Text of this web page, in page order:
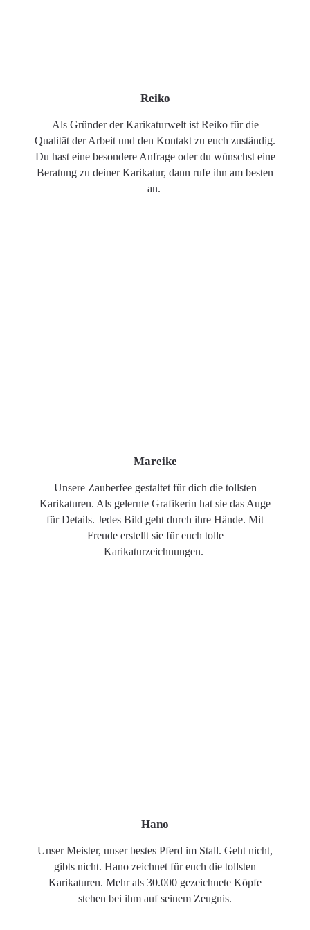
Reiko
Als Gründer der Karikaturwelt ist Reiko für die
Qualität der Arbeit und den Kontakt zu euch zuständig.
Du hast eine besondere Anfrage oder du wünschst eine
Beratung zu deiner Karikatur, dann rufe ihn am besten
an.
Mareike
Unsere Zauberfee gestaltet für dich die tollsten
Karikaturen. Als gelernte Grafikerin hat sie das Auge
für Details. Jedes Bild geht durch ihre Hände. Mit
Freude erstellt sie für euch tolle
Karikaturzeichnungen.
Hano
Unser Meister, unser bestes Pferd im Stall. Geht nicht,
gibts nicht. Hano zeichnet für euch die tollsten
Karikaturen. Mehr als 30.000 gezeichnete Köpfe
stehen bei ihm auf seinem Zeugnis.